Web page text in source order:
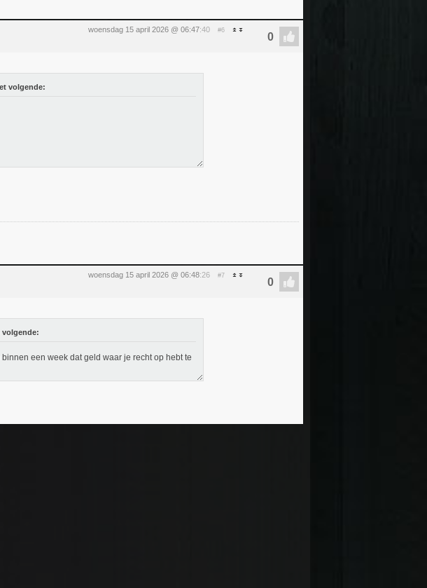
woensdag 15 april 2026 @ 06:47:40 #6
volgende:
woensdag 15 april 2026 @ 06:48:26 #7
volgende:
een week dat geld waar je recht op hebt te